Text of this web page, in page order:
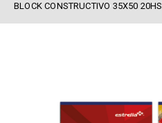
BLOCK CONSTRUCTIVO 35X50 20HS